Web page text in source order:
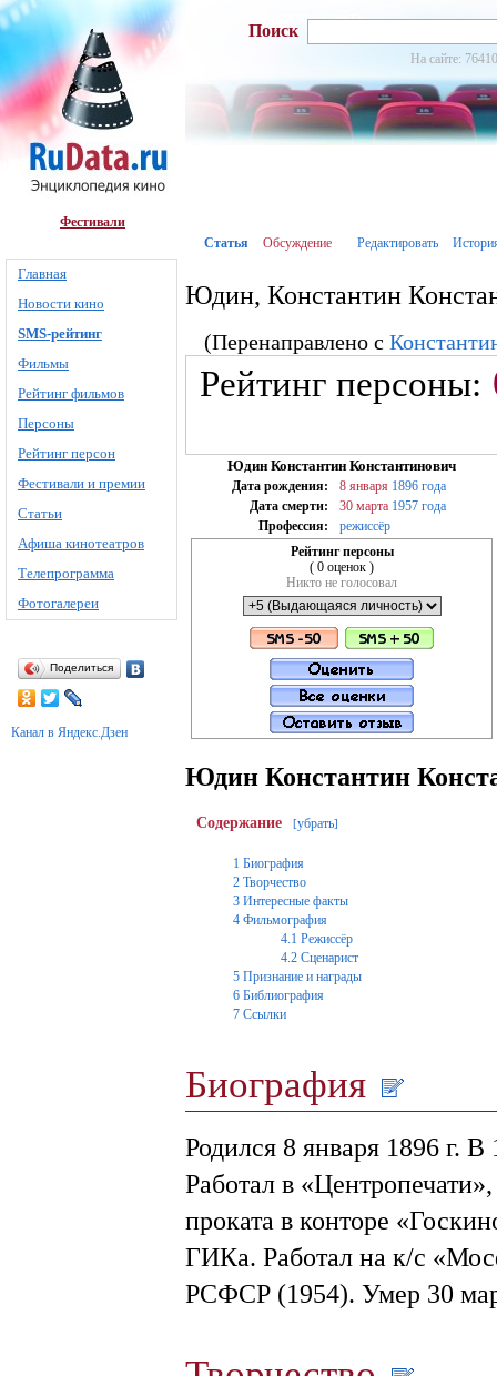
Фестивали
Главная
Новости кино
SMS-рейтинг
Фильмы
Рейтинг фильмов
Персоны
Рейтинг персон
Фестивали и премии
Статьи
Афиша кинотеатров
Телепрограмма
Фотогалереи
Поделиться
Канал в Яндекс.Дзен
Поиск
На сайте:
Статья Обсуждение Редактировать
Юдин, Константин
(Перенаправлено с
Рейтинг персоны:
Юдин Константин Константинович
Дата рождения: 8 января 1896 года
Дата смерти:
30 марта 1957 года
Профессия:
режиссёр
Рейтинг персоны
( 0 оценок )
Никто не голосовал
Юдин Константин
Содержание [убрать]
1 Биография
2 Творчество
3 Интересные факты
4 Фильмография
4.1 Режиссёр
4.2 Сценарист
5 Признание и награды
6 Библиография
7 Ссылки
Биография
Родился 8 января 1896 г.
Работал в
проката в конторе
ГИКа. Работал на к/с
РСФСР (1954). Умер 30